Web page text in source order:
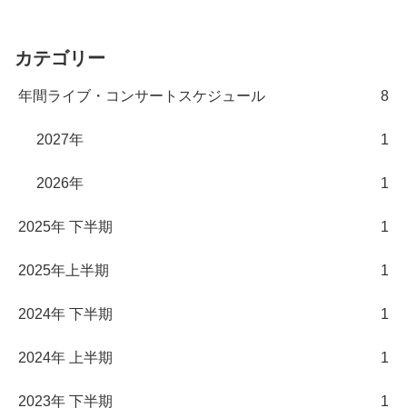
カテゴリー
年間ライブ・コンサートスケジュール 8
2027年 1
2026年 1
2025年 下半期 1
2025年上半期 1
2024年 下半期 1
2024年 上半期 1
2023年 下半期 1